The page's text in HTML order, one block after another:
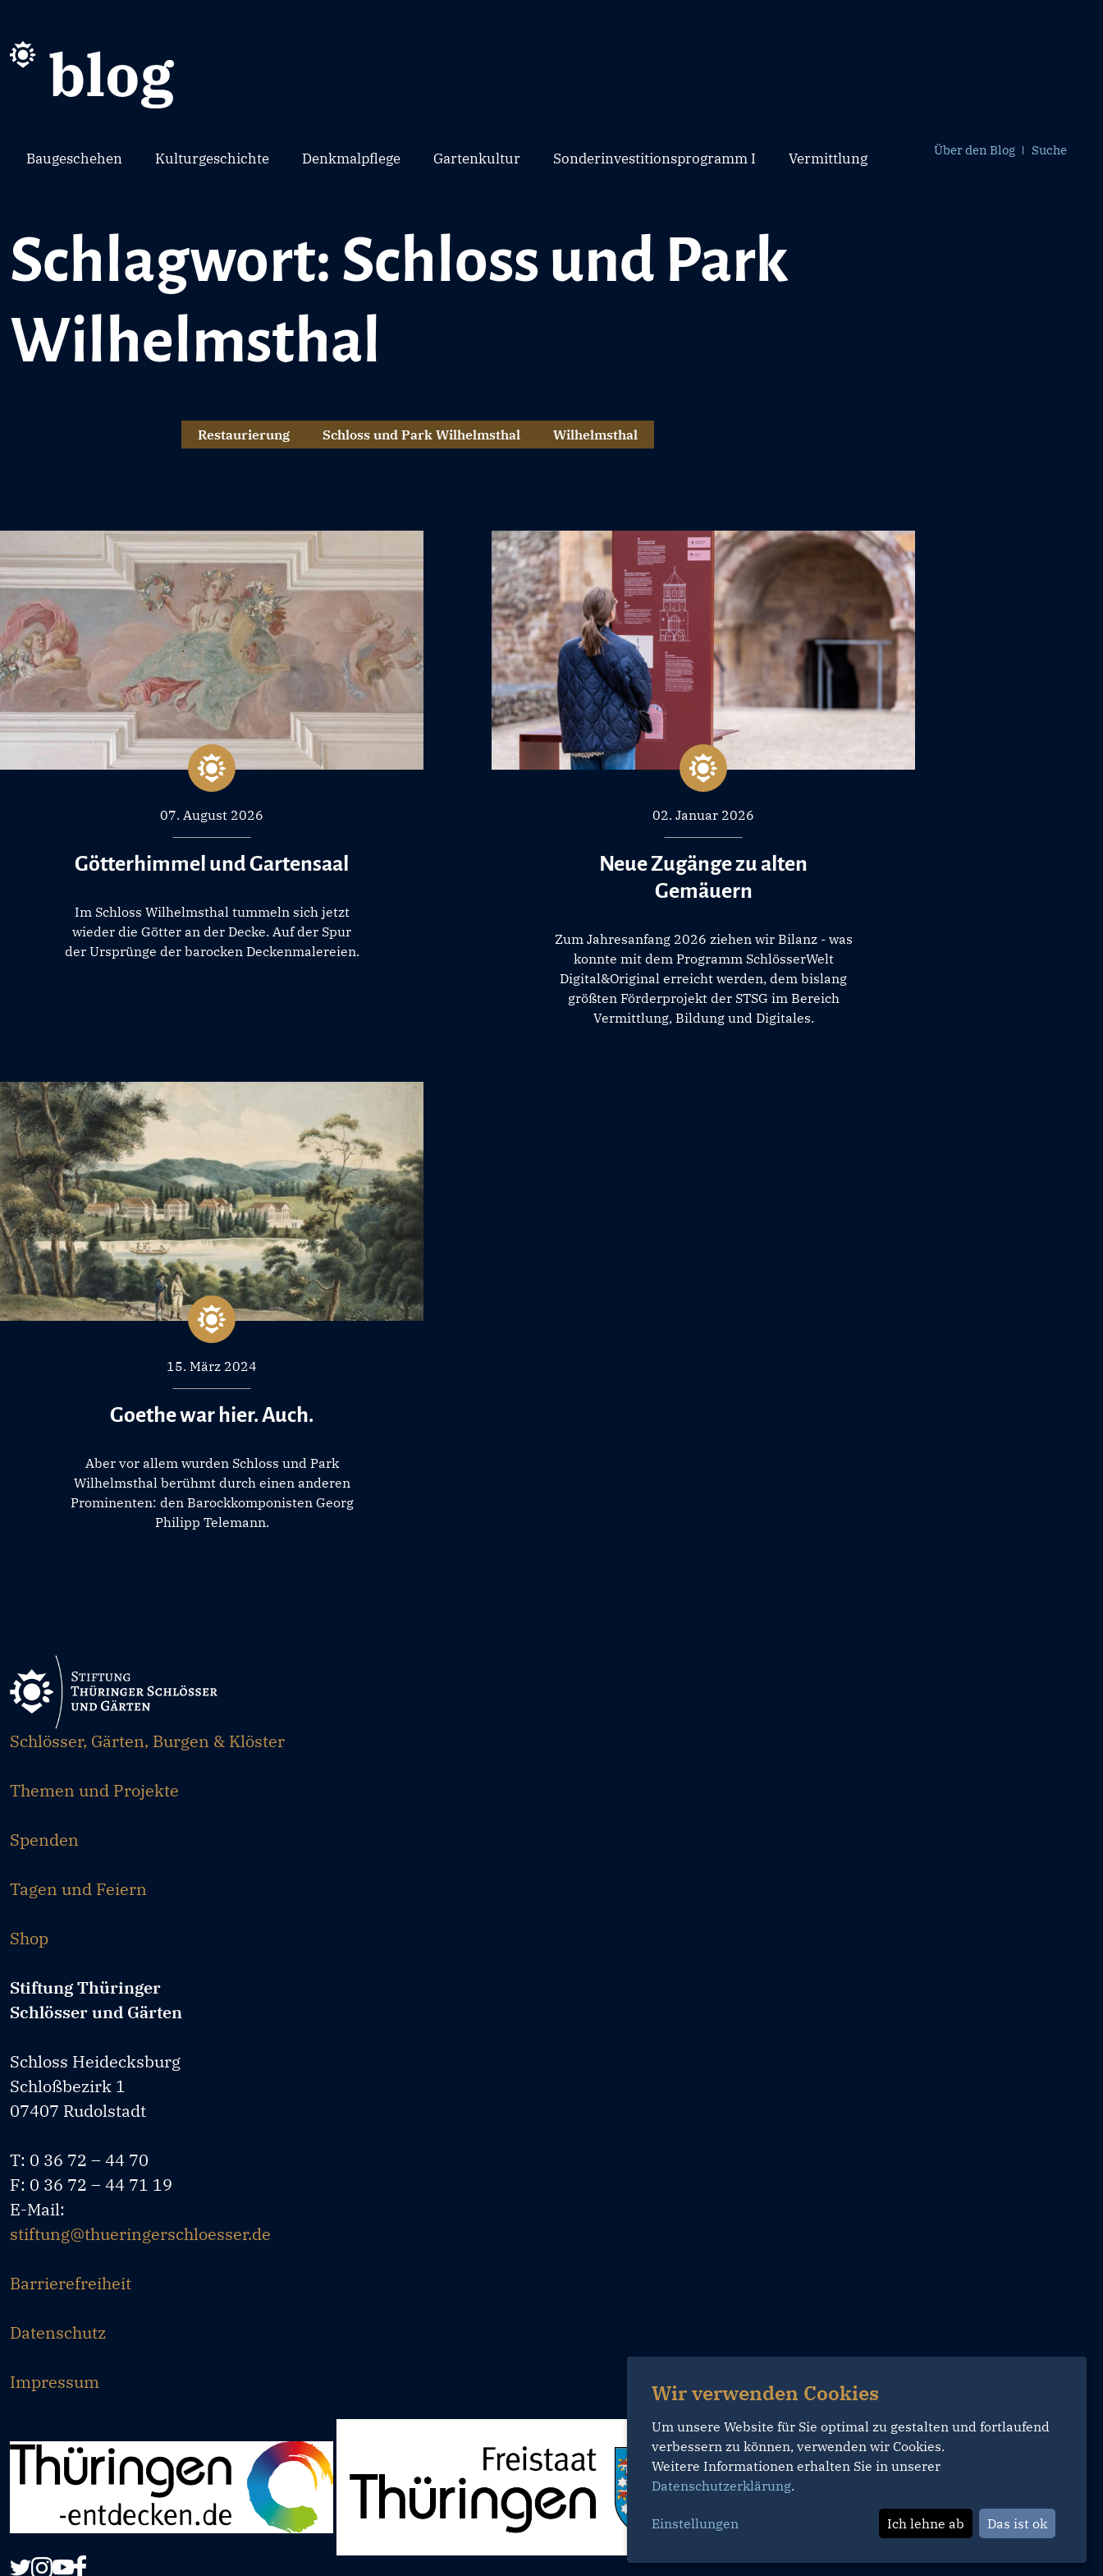
Baugeschehen Kulturgeschichte Denkmalpflege Gartenkultur Sonderinvestitionsprogramm I Vermittlung Über den Blog Suche
Schlagwort: Schloss und Park
Wilhelmsthal
Restaurierung Schloss und Park Wilhelmsthal Wilhelmsthal
07. August 2026
Götterhimmel und Gartensaal
Im Schloss Wilhelmsthal tummeln sich jetzt
wieder die Götter an der Decke. Auf der Spur
der Ursprünge der barocken Deckenmalereien.
02. Januar 2026
Neue Zugänge zu alten
Gemäuern
Zum Jahresanfang 2026 ziehen wir Bilanz - was
konnte mit dem Programm SchlösserWelt
Digital&Original erreicht werden, dem bislang
größten Förderprojekt der STSG im Bereich
Vermittlung, Bildung und Digitales.
15. März 2024
Goethe war hier. Auch.
Aber vor allem wurden Schloss und Park
Wilhelmsthal berühmt durch einen anderen
Prominenten: den Barockkomponisten Georg
Philipp Telemann.
Schlösser, Gärten, Burgen & Klöster
Themen und Projekte
Spenden
Tagen und Feiern
Shop
Stiftung Thüringer
Schlösser und Gärten
Schloss Heidecksburg
Schloßbezirk 1
07407 Rudolstadt
T: 0 36 72 – 44 70
F: 0 36 72 – 44 71 19
E-Mail:
stiftung@thueringerschloesser.de
Barrierefreiheit
Datenschutz
Impressum Wir verwenden Cookies
Um unsere Website für Sie optimal zu gestalten und fortlaufend
verbessern zu können, verwenden wir Cookies.
Weitere Informationen erhalten Sie in unserer
Datenschutzerklärung.
Einstellungen Ich lehne ab Das ist ok